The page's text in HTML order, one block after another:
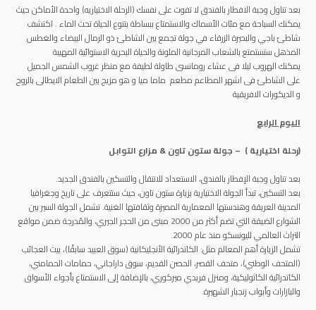
بعد تناول وجبة الافطار بالفندق لا تفوت على نفسك (الرحلة الاختياريه) واحدة الأماكن حيث
يمكنك السباحة مع مئات الأسماك والاستمتاع ببساطة بتنوع الحياة تحت الماء . اكتشف
شاطئ باجي والبحيرة الزرقاء في جولة تجمع بين الشاطئ ذو الرمال البيضاء والغطس
المذهل ستستمتع بالشعاب المرجانية الملونة والحياة البحرية الاستوائية المهيبة
يمكنك الهروب ليلا فى عشاء رومانسى طاولة لطيفة مع منظر غروب الشمس الجميل
على الشاطئ فى اشهر المطاعم مطعم ماما ميا و هو مزيج بين الطعام الايطالى بالروح
و الديكورات الافريقية
اليوم الرابع
(رحلة اختيارية ) – جولة ستون تاون & مزارع التوابل
بعد تناول وجبة الإفطار بالفندق، الاستعداد للانتقال والتسكين بالفندق الجديد.
بعد التسكين، تبدأ الجولة الاختيارية بزيارة ستون تاون، حيث ستتعرف على تاريخ وجغرافيا
المدينة العريقة وهندستها المعمارية المميزة وثقافتها الغنية. تشمل الجولة السير بين
الشوارع الضيقة التي تضم أكثر من 2000 مبنى من الحجر الجيري، والمُدرجة ضمن مواقع
التراث العالمي لليونسكو منذ عام 2000.
تشمل الزيارة أهم المعالم مثل: الكاتدرائية الأنجليكانية (سوق العبيد سابقًا)، بيت العجائب
(المتحف الوطني)، متحف القصر، الحصن القديم، سوق داراجاني، حمامات الحمامني،
الكاتدرائية الكاثوليكية، ومنزل فريدي ميركوري، بالإضافة إلى الاستمتاع بأجواء الأسواق
والبازارات وأبواب زنجبار الشهيرة.